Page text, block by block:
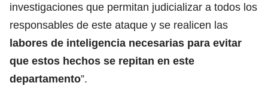
investigaciones que permitan judicializar a todos los
responsables de este ataque y se realicen las
labores de inteligencia necesarias para evitar
que estos hechos se repitan en este
departamento”.